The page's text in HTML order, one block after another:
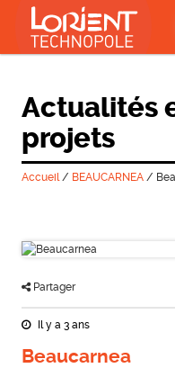
Actualités
projets
Accueil/ BEAUCARNEA/
Partager
Il y a 3 ans
Beaucarnea